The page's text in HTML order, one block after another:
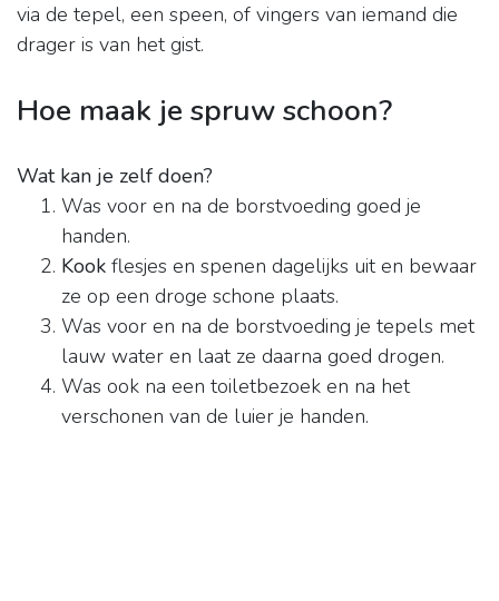
via de tepel, een speen, of vingers van iemand die
drager is van het gist.
Hoe maak je spruw schoon?
Wat kan je zelf doen?
Was voor en na de borstvoeding goed je
handen.
Kook flesjes en spenen dagelijks uit en bewaar
ze op een droge schone plaats.
Was voor en na de borstvoeding je tepels met
lauw water en laat ze daarna goed drogen.
Was ook na een toiletbezoek en na het
verschonen van de luier je handen.